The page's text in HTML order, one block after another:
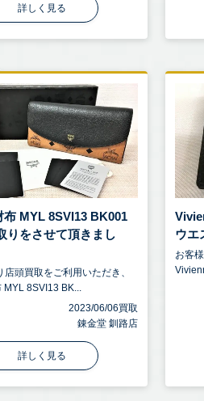
詳しく見る
布 MYL 8SVI13 BK001
りをさせて頂きまし
店頭買取をご利用いただき、
MYL 8SVI13 BK...
2023/06/06買取
錬金堂 釧路店
詳しく見る
ウエ
お客